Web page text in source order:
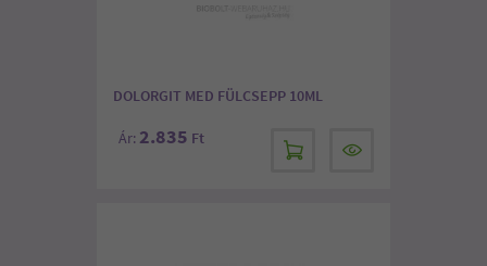
DOLORGIT MED FÜLCSEPP 10ML
Ár: 2.835 Ft